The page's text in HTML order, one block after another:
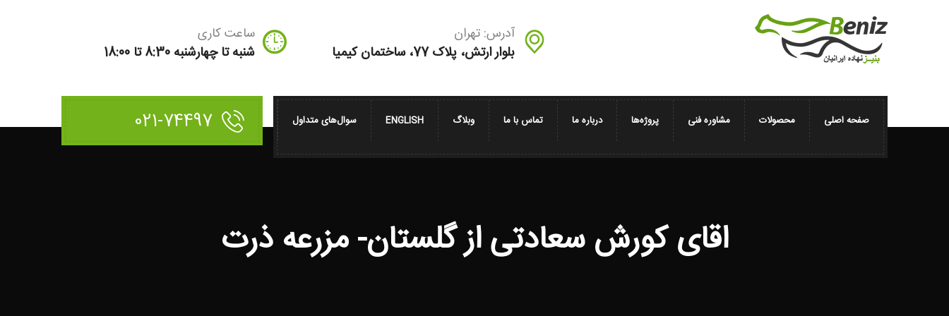
آدرس: تهران
بلوار ارتش، پلاک 77، ساختمان کیمیا
ساعت کاری
شنبه تا چهارشنبه 8:30 تا 18:00
صفحه اصلی محصولات مشاوره فنی پروژه‌ها درباره ما تماس با ما وبلاگ ENGLISH سوال‌های متداول 021-74497
اقای کورش سعادتی از گلستان- مزرعه ذرت